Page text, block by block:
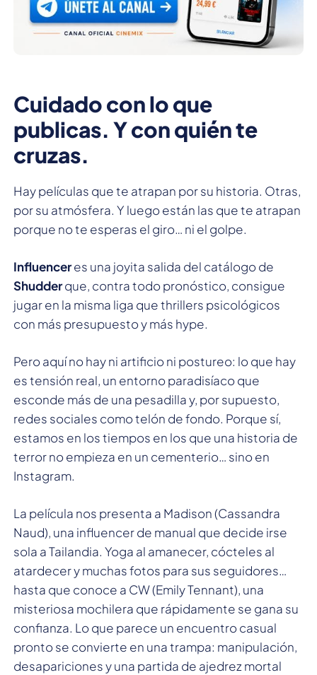
Cuidado con lo que
publicas. Y con quién te
cruzas.
Hay películas que te atrapan por su historia. Otras,
por su atmósfera. Y luego están las que te atrapan
porque no te esperas el giro… ni el golpe.
Influenceres una joyita salida del catálogo de
Shudderque, contra todo pronóstico, consigue
jugar en la misma liga que thrillers psicológicos
con más presupuesto y más hype.
Pero aquí no hay ni artificio ni postureo: lo que hay
es tensión real, un entorno paradisíaco que
esconde más de una pesadilla y, por supuesto,
redes sociales como telón de fondo. Porque sí,
estamos en los tiempos en los que una historia de
terror no empieza en un cementerio… sino en
Instagram.
La película nos presenta a Madison (Cassandra
Naud), una influencer de manual que decide irse
sola a Tailandia. Yoga al amanecer, cócteles al
atardecer y muchas fotos para sus seguidores…
hasta que conoce a CW (Emily Tennant), una
misteriosa mochilera que rápidamente se gana su
confianza. Lo que parece un encuentro casual
pronto se convierte en una trampa: manipulación,
desapariciones y una partida de ajedrez mortal